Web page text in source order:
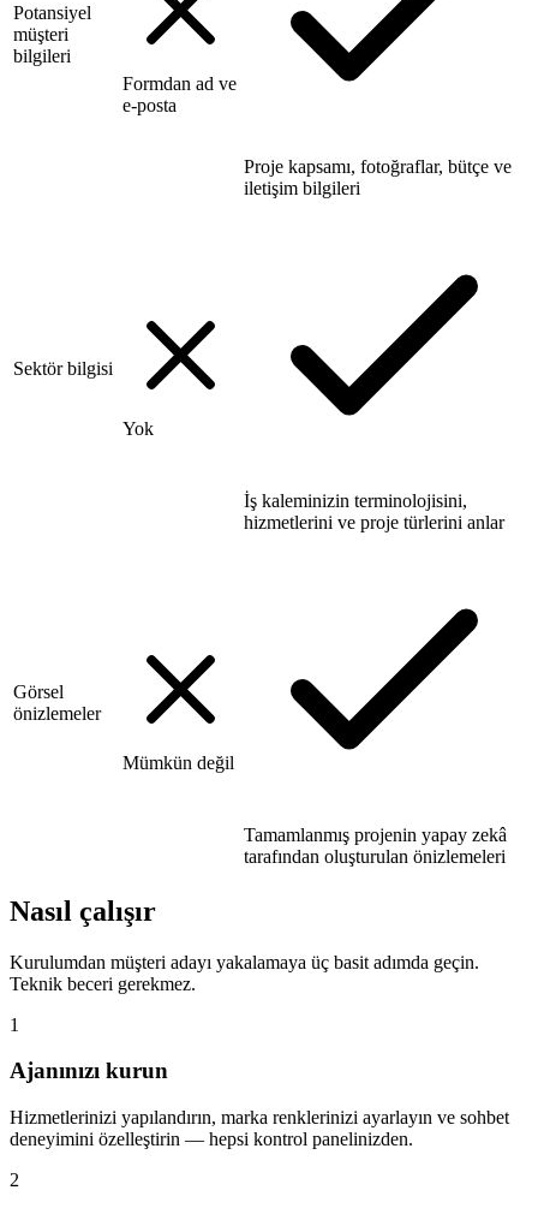
Potansiyel
müşteri
bilgileri
Formdan ad ve
e-posta
Proje kapsamı, fotoğraflar, bütçe ve
iletişim bilgileri
Sektör bilgisi
Yok
İş kaleminizin terminolojisini,
hizmetlerini ve proje türlerini anlar
Görsel
önizlemeler
Mümkün değil
Tamamlanmış projenin yapay zekâ
tarafından oluşturulan önizlemeleri
Nasıl çalışır
Kurulumdan müşteri adayı yakalamaya üç basit adımda geçin.
Teknik beceri gerekmez.
1
Ajanınızı kurun
Hizmetlerinizi yapılandırın, marka renklerinizi ayarlayın ve sohbet
deneyimini özelleştirin — hepsi kontrol panelinizden.
2